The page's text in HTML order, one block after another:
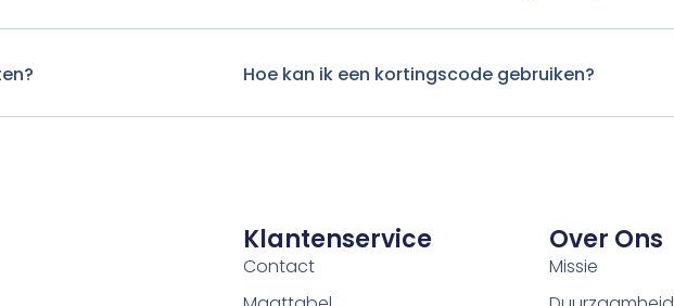
Hoe kan ik een kortingscode gebruiken?
Klantenservice
Contact
Over Ons
Missie